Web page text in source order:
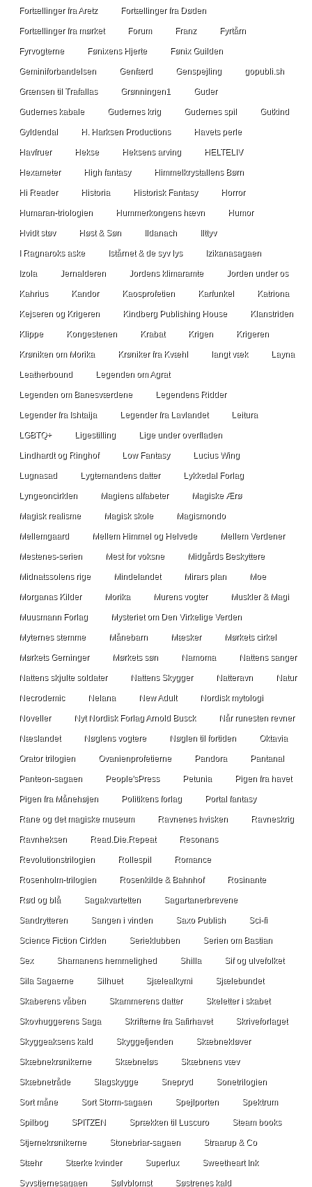
Fortællinger fra Aretz Fortællinger fra Døden
Fortællinger fra mørket Forum Franz Fyrtårn
Fyrvogterne Fønixens Hjerte Fønix Guilden
Geminiforbandelsen Genfærd Genspejling gopubli.sh
Grænsen til Trafallas Grønningen1 Guder
Gudernes kabale Gudernes krig Gudernes spil Gutkind
Gyldendal H. Harksen Productions Havets perle
Havfruer Hekse Heksens arving HELTELIV
Hexameter High fantasy Himmelkrystallens Børn
Hi Reader Historia Historisk Fantasy Horror
Humaran-triologien Hummerkongens hævn Humor
Hvidt støv Høst & Søn Ildanach Ilttyv
I Ragnaroks aske Istårnet & de syv lys Izikanasagaen
Izola Jernalderen Jordens klimaramte Jorden under os
Kahrius Kandor Kaosprofetien Karfunkel Katriona
Kejseren og Krigeren Kindberg Publishing House Klanstriden
Klippe Kongestenen Krabat Krigen Krigeren
Krøniken om Morika Krøniker fra Kvæhl langt væk Layna
Leatherbound Legenden om Agrat
Legenden om Banesværdene Legendens Ridder
Legender fra Ishtaija Legender fra Lavlandet Leitura
LGBTQ+ Ligestilling Lige under overfladen
Lindhardt og Ringhof Low Fantasy Lucius Wing
Lugnasad Lygtemandens datter Lykkedal Forlag
Lyngeoncirklen Magiens alfabeter Magiske Ærø
Magisk realisme Magisk skole Magismondo
Mellemgaard Mellem Himmel og Helvede Mellem Verdener
Mestenes-serien Mest for voksne Midgårds Beskyttere
Midnatssolens rige Mindelandet Mirars plan Moe
Morganas Kilder Morika Murens vogter Muskler & Magi
Muusmann Forlag Mysteriet om Den Virkelige Verden
Myternes stemme Månebarn Mæsker Mørkets cirkel
Mørkets Gerninger Mørkets søn Namoma Nattens sanger
Nattens skjulte soldater Nattens Skygger Natteravn Natur
Necrodemic Nelana New Adult Nordisk mytologi
Noveller Nyt Nordisk Forlag Arnold Busck Når runesten revner
Næslandet Nøglens vogtere Nøglen til fortiden Oktavia
Orator trilogien Ovanienprofetierne Pandora Pantanal
Panteon-sagaen People'sPress Petunia Pigen fra havet
Pigen fra Månehøjen Politikens forlag Portal fantasy
Rane og det magiske museum Ravnenes hvisken Ravneskrig
Ravnheksen Read.Die.Repeat Resonans
Revolutionstrilogien Rollespil Romance
Rosenholm-trilogien Rosenkilde & Bahnhof Rosinante
Rød og blå Sagakvartetten Sagartanerbrevene
Sandrytteren Sangen i vinden Saxo Publish Sci-fi
Science Fiction Cirklen Serieklubben Serien om Bastian
Sex Shamanens hemmelighed Shilla Sif og ulvefolket
Sila Sagaerne Silhuet Sjælealkymi Sjælebundet
Skaberens våben Skammerens datter Skeletter i skabet
Skovhuggerens Saga Skrifterne fra Safirhavet Skriveforlaget
Skyggeaksens kald Skyggefjenden Skæbnekløver
Skæbnekrønikerne Skæbneløs Skæbnens væv
Skæbnetråde Slagskygge Snepryd Sonetrilogien
Sort måne Sort Storm-sagaen Spejlporten Spektrum
Spilbog SPITZEN Sprækken til Luscuro Steam books
Stjernekrønikerne Stonebriar-sagaen Straarup & Co
Stæhr Stærke kvinder Superlux Sweetheart Ink
Syvstjernesagaen Sølvblomst Søstrenes kald